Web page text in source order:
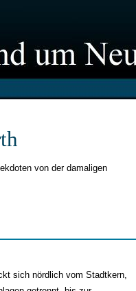
von der damaligen
sich nördlich vom Stadtkern,